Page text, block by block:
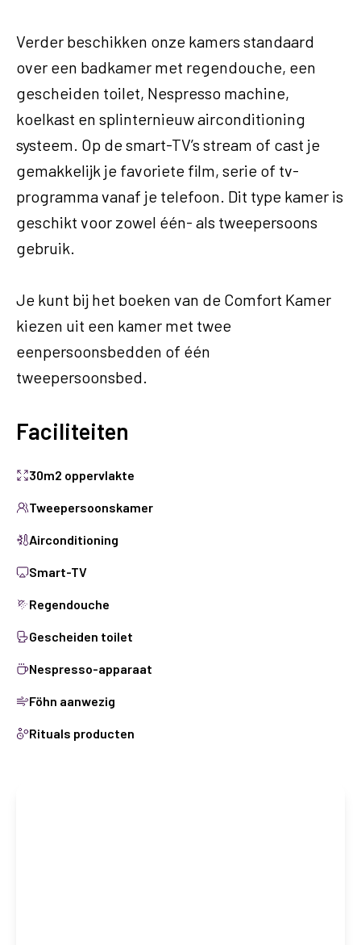
Verder beschikken onze kamers standaard
over een badkamer met regendouche, een
gescheiden toilet, Nespresso machine,
koelkast en splinternieuw airconditioning
systeem. Op de smart-TV’s stream of cast je
gemakkelijk je favoriete film, serie of tv-
programma vanaf je telefoon. Dit type kamer is
geschikt voor zowel één- als tweepersoons
gebruik.
Je kunt bij het boeken van de Comfort Kamer
kiezen uit een kamer met twee
eenpersoonsbedden of één
tweepersoonsbed.
Faciliteiten
30m2 oppervlakte
Tweepersoonskamer
Airconditioning
Smart-TV
Regendouche
Gescheiden toilet
Nespresso-apparaat
Föhn aanwezig
Rituals producten